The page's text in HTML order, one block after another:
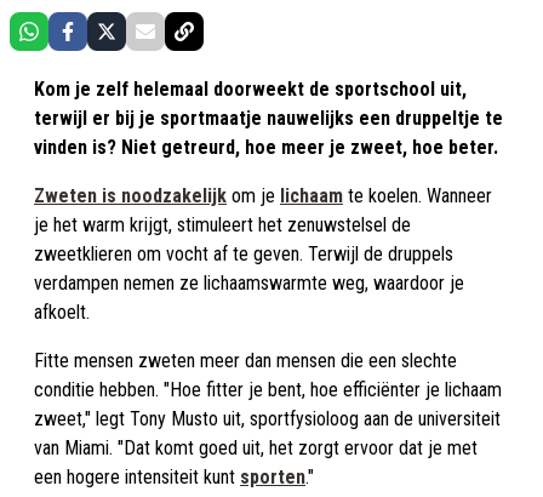
Kom je zelf helemaal doorweekt de sportschool uit,
terwijl er bij je sportmaatje nauwelijks een druppeltje te
vinden is? Niet getreurd, hoe meer je zweet, hoe beter.
Zweten is noodzakelijk om je lichaam te koelen. Wanneer
je het warm krijgt, stimuleert het zenuwstelsel de
zweetklieren om vocht af te geven. Terwijl de druppels
verdampen nemen ze lichaamswarmte weg, waardoor je
afkoelt.
Fitte mensen zweten meer dan mensen die een slechte
conditie hebben. "Hoe fitter je bent, hoe efficiënter je lichaam
zweet," legt Tony Musto uit, sportfysioloog aan de universiteit
van Miami. "Dat komt goed uit, het zorgt ervoor dat je met
een hogere intensiteit kunt sporten."